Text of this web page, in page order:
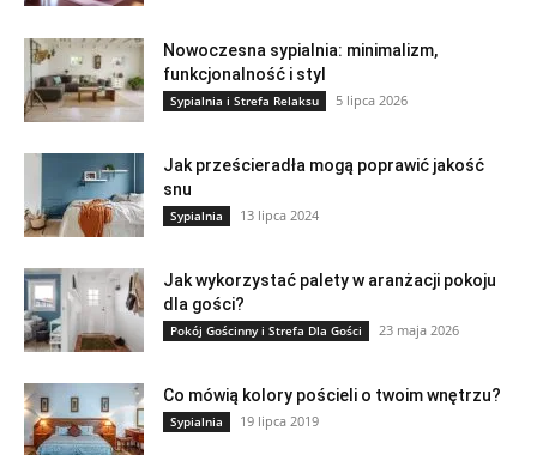
Nowoczesna sypialnia: minimalizm,
funkcjonalność i styl
Sypialnia i Strefa Relaksu 5 lipca 2026
Jak prześcieradła mogą poprawić jakość
snu
Sypialnia 13 lipca 2024
Jak wykorzystać palety w aranżacji pokoju
dla gości?
Pokój Gościnny i Strefa Dla Gości 23 maja 2026
Co mówią kolory pościeli o twoim wnętrzu?
Sypialnia 19 lipca 2019